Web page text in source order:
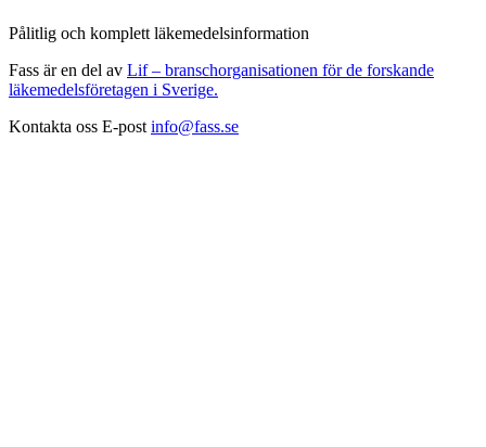
Pålitlig och komplett läkemedelsinformation
Fass är en del av Lif – branschorganisationen för de forskande
läkemedelsföretagen i Sverige.
Kontakta oss E-post info@fass.se